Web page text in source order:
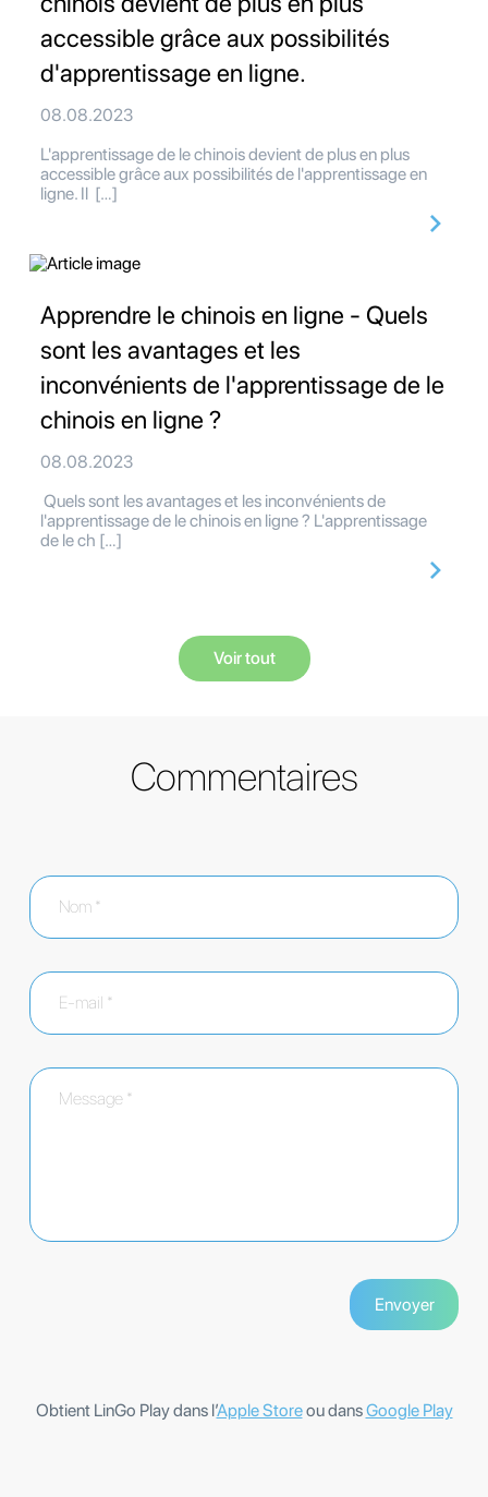
accessible grâce aux possibilités
d'apprentissage en ligne.
08.08.2023
L'apprentissage de le chinois devient de plus en plus
accessible grâce aux possibilités de l'apprentissage en
ligne. Il […]
Apprendre le chinois en ligne - Quels
sont les avantages et les
inconvénients de l'apprentissage de le
chinois en ligne ?
08.08.2023
Quels sont les avantages et les inconvénients de
l'apprentissage de le chinois en ligne ? L'apprentissage
de le ch […]
Voir tout
Commentaires
Obtient LinGo Play dans l’Apple Storeou dansGoogle Play